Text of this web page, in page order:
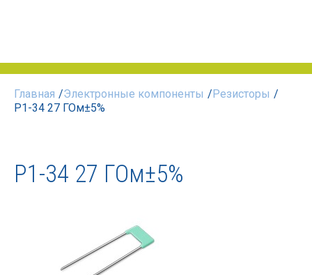
Главная /Электронные компоненты /Резисторы /
Р1-34 27 ГОм±5%
Р1-34 27 ГОм±5%